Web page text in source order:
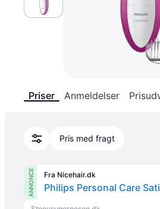
Priser Anmeldelser
Pris med fragt
ANNONCE Fra Nicehair.dk